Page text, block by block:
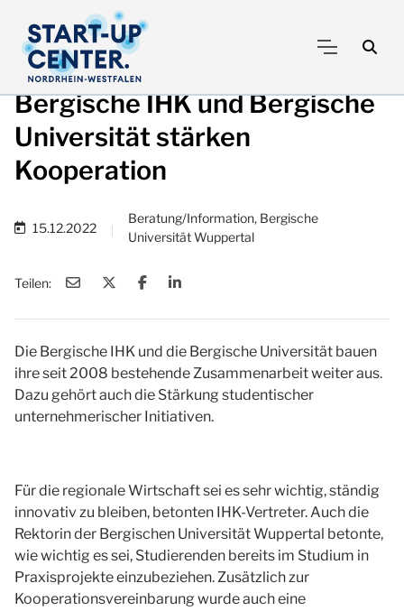
Bergische IHK und Bergische
Universität stärken
Kooperation
15.12.2022
Beratung/Information, Bergische
Universität Wuppertal
Teilen:
Die Bergische IHK und die Bergische Universität bauen
ihre seit 2008 bestehende Zusammenarbeit weiter aus.
Dazu gehört auch die Stärkung studentischer
unternehmerischer Initiativen.
Für die regionale Wirtschaft sei es sehr wichtig, ständig
innovativ zu bleiben, betonten IHK-Vertreter. Auch die
Rektorin der Bergischen Universität Wuppertal betonte,
wie wichtig es sei, Studierenden bereits im Studium in
Praxisprojekte einzubeziehen. Zusätzlich zur
Kooperationsvereinbarung wurde auch eine